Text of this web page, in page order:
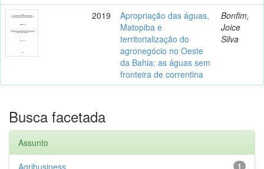
2019
Apropriação das águas,
Matopiba e
territorialização do
agronegócio no Oeste
da Bahia: as águas sem
fronteira de correntina
Bonfim,
Joice
Silva
Busca facetada
Assunto
1
Agribusiness